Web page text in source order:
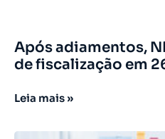
Após adiamentos,
de fiscalização em
Leia mais »